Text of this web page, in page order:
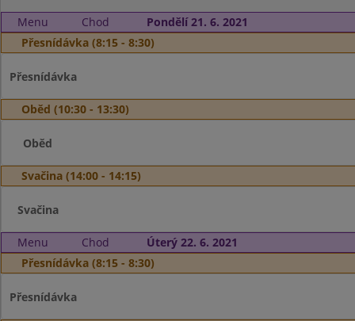
Menu Chod
Pondělí 21. 6. 2021
Přesnídávka (8:15 - 8:30)
Přesnídávka
Oběd (10:30 - 13:30)
Oběd
Svačina (14:00 - 14:15)
Svačina
Menu Chod
Úterý 22. 6. 2021
Přesnídávka (8:15 - 8:30)
Přesnídávka